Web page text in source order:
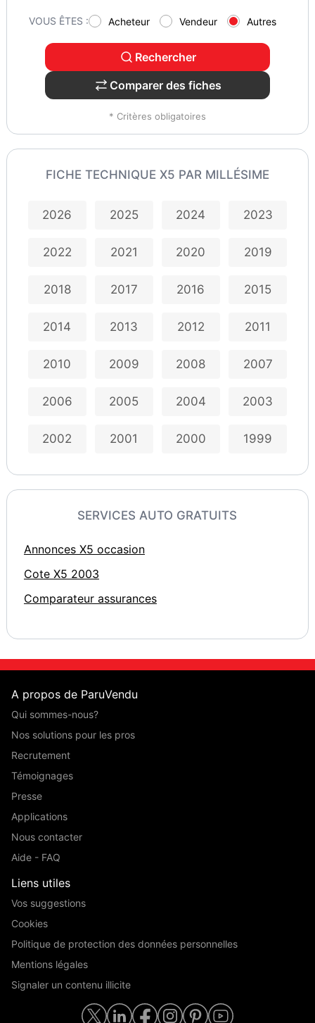
VOUS ÊTES : Acheteur Vendeur Autres
Rechercher
Comparer des fiches
* Critères obligatoires
FICHE TECHNIQUE X5 PAR MILLÉSIME
2026 2025 2024 2023
2022 2021 2020 2019
2018 2017 2016 2015
2014 2013 2012 2011
2010 2009 2008 2007
2006 2005 2004 2003
2002 2001 2000 1999
SERVICES AUTO GRATUITS
Annonces X5 occasion
Cote X5 2003
Comparateur assurances
A propos de ParuVendu
Qui sommes-nous?
Nos solutions pour les pros
Recrutement
Témoignages
Presse
Applications
Nous contacter
Aide - FAQ
Liens utiles
Vos suggestions
Cookies
Politique de protection des données personnelles
Mentions légales
Signaler un contenu illicite